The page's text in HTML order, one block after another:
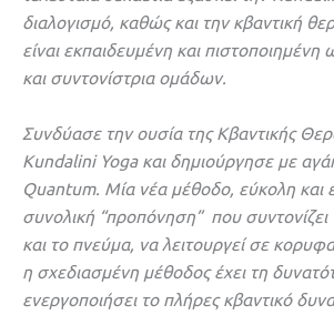
διαλογισμό, καθώς και την κβαντική
είναι εκπαιδευμένη και πιστοποιημένη
και συντονίστρια ομάδων.
Συνδύασε την ουσία της Κβαντικής
Kundalini Yoga και δημιούργησε με
Quantum. Μία νέα μέθοδο, εύκολη και
συνολική “προπόνηση” που
και το πνεύμα, να λειτουργεί σε
η σχεδιασμένη μέθοδος έχει τη
ενεργοποιήσει το πλήρες κβαντικό